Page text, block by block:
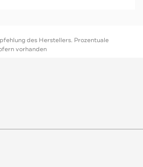
des Herstellers. Prozentuale
vorhanden